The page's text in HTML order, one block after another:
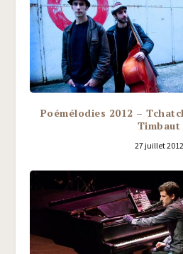
Poémélodies 2012 –
Timbaut
27 juillet 2012